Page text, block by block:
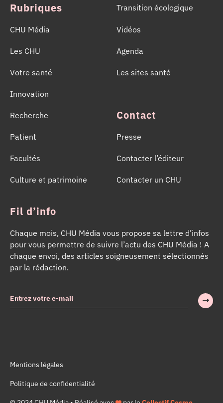
Rubriques
CHU Média
Les CHU
Votre santé
Innovation
Recherche
Patient
Facultés
Culture et patrimoine
Transition écologique
Vidéos
Agenda
Les sites santé
Contact
Presse
Contacter l’éditeur
Contacter un CHU
Fil d’info
Chaque mois, CHU Média vous propose sa lettre d’infos
pour vous permettre de suivre l’actu des CHU Média ! A
chaque envoi, des articles soigneusement sélectionnés
par la rédaction.
Mentions légales
Politique de confidentialité